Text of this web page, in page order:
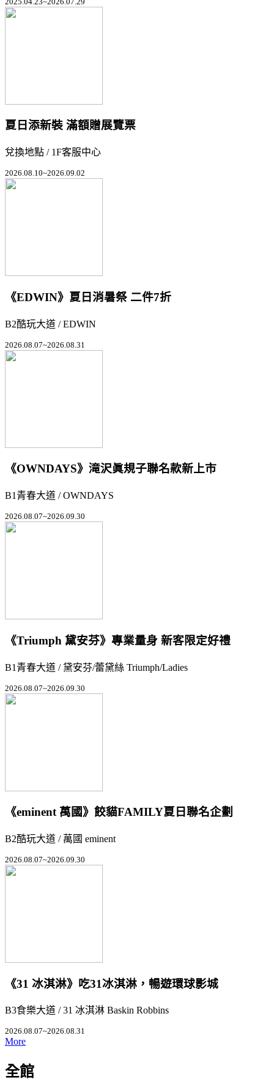
夏日添新裝 滿額贈展覽票
兌換地點 / 1F客服中心
2026.08.10~2026.09.02
《EDWIN》夏日消暑祭 二件7折
B2酷玩大道 / EDWIN
2026.08.07~2026.08.31
《OWNDAYS》滝沢眞規子聯名款新上市
B1青春大道 / OWNDAYS
2026.08.07~2026.09.30
《Triumph 黛安芬》專業量身 新客限定好禮
B1青春大道 / 黛安芬/蕾黛絲 Triumph/Ladies
2026.08.07~2026.09.30
《eminent 萬國》餃貓FAMILY夏日聯名企劃
B2酷玩大道 / 萬國 eminent
2026.08.07~2026.09.30
《31 冰淇淋》吃31冰淇淋，暢遊環球影城
B3食樂大道 / 31 冰淇淋 Baskin Robbins
2026.08.07~2026.08.31
More
全館